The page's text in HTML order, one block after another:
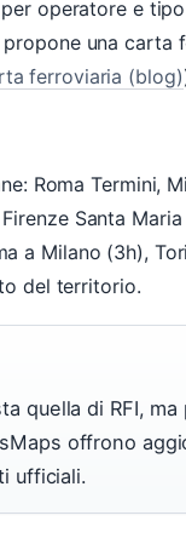
operatore e
una carta
ferroviaria (blog)
Roma Termini,
Santa
a Milano (3h),
del territorio.
quella di RFI,
offrono
ufficiali.